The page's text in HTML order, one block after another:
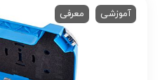
آموزشی معرفی